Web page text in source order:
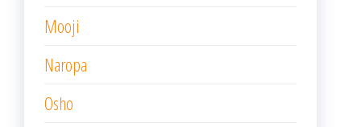
Mooji
Naropa
Osho